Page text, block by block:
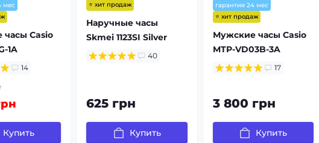
мес
Casio
1A
14
Купить
⭐ хит продаж
Наручные часы
Skmei 1123SI Silver
40
625 грн
Купить
гарантия 24 мес
⭐ хит продаж
Мужские часы Casio
MTP-VD03B-3A
17
3 800 грн
Купить